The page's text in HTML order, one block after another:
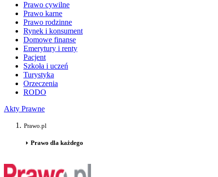
Prawo cywilne
Prawo karne
Prawo rodzinne
Rynek i konsument
Domowe finanse
Emerytury i renty
Pacjent
Szkoła i uczeń
Turystyka
Orzeczenia
RODO
Akty Prawne
Prawo.pl
Prawo dla każdego